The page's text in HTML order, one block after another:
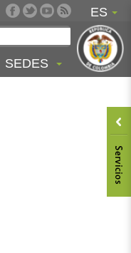
ES
SEDES